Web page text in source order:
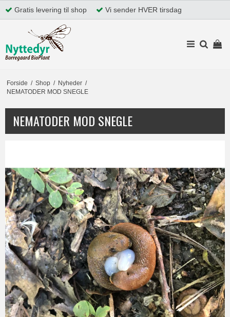
Gratis levering til shop Vi sender HVER tirsdag
Forside / Shop / Nyheder /
NEMATODER MOD SNEGLE
NEMATODER MOD SNEGLE